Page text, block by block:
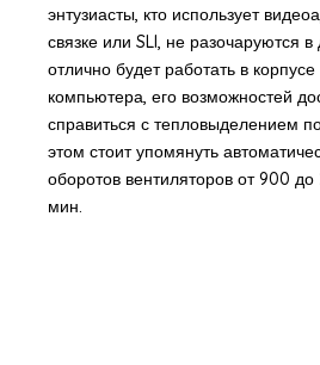
энтузиасты, кто использует
связке или SLI, не разочаруются
отлично будет работать в корпусе
компьютера, его возможностей
справиться с тепловыделением
этом стоит упомянуть
оборотов вентиляторов от 900
мин.